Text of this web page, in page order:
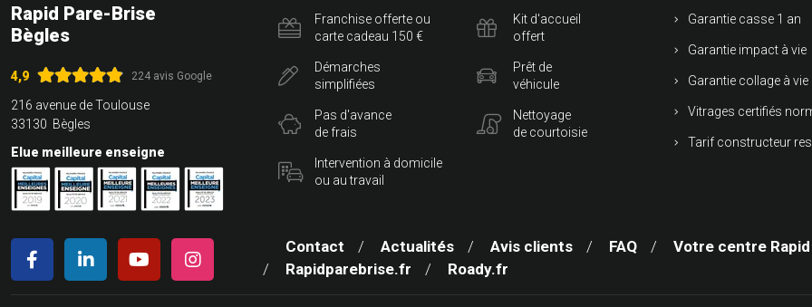
Rapid Pare-Brise
Bègles
4,9 224 avis Google
216 avenue de Toulouse
33130 Bègles
Elue meilleure enseigne
Franchise offerte ou
carte cadeau 150 €
Démarches
simplifiées
Pas d'avance
de frais
Intervention à domicile
ou au travail
Kit d'accueil
offert
Prêt de
véhicule
Nettoyage
de courtoisie
Garantie casse 1 an
Garantie impact à vie
Garantie collage à vie
Vitrages certifiés
Tarif constructeur
Contact Actualités Avis clients FAQ
Votre centre
Rapidparebrise.fr
Roady.fr